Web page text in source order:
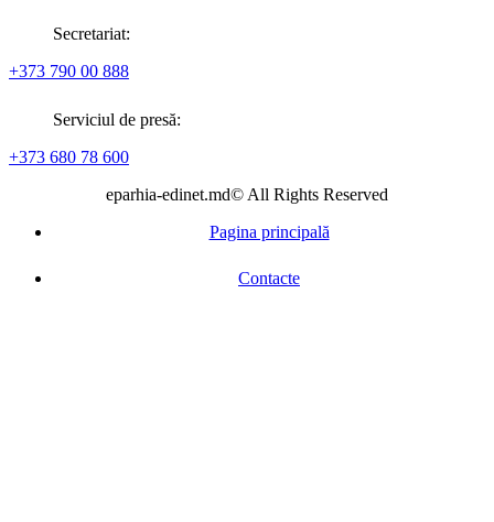
Secretariat:
+373 790 00 888
Serviciul de presă:
+373 680 78 600
eparhia-edinet.md© All Rights Reserved
Pagina principală
Contacte